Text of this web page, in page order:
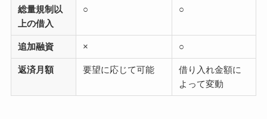
総量規制以
上の借入
○ ○
追加融資 × ○
返済月額 要望に応じて可能
借り入れ金額に
よって変動